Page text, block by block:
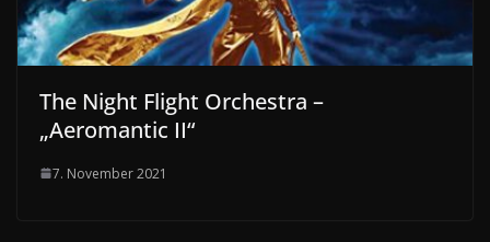
The Night Flight Orchestra –
„Aeromantic II“
7. November 2021